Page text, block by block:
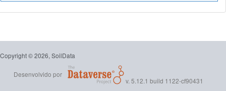
Copyright © 2026, SoilData
Desenvolvido por
v. 5.12.1 build 1122-cf90431